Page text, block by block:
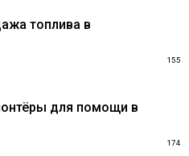
топлива в
155
для помощи в
174